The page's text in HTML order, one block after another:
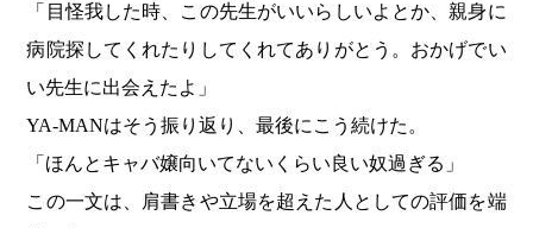
「目怪我した時、この先生がいいらしいよとか、親身に
病院探してくれたりしてくれてありがとう。おかげでい
い先生に出会えたよ」
YA-MANはそう振り返り、最後にこう続けた。
「ほんとキャバ嬢向いてないくらい良い奴過ぎる」
この一文は、肩書きや立場を超えた人としての評価を端